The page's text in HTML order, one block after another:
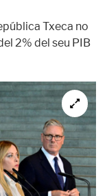
Txeca no
2% del seu PIB